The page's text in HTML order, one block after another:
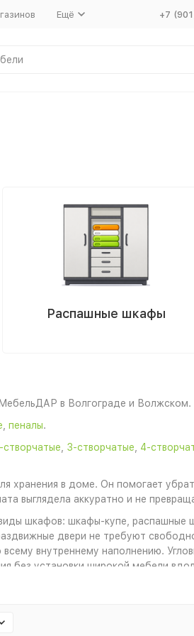
Ещё +7
Распашные шкафы
в Волгограде и Волжском.
пеналы.
створчатые 3-створчатые 4-
хранения в доме. Он помогает
выглядела аккуратно и не
шкафов: шкафы-купе,
двери не требуют
внутреннему наполнению.
без установки широкой мебели
для одежды, белья и сезонных
документов, посуды, декора и